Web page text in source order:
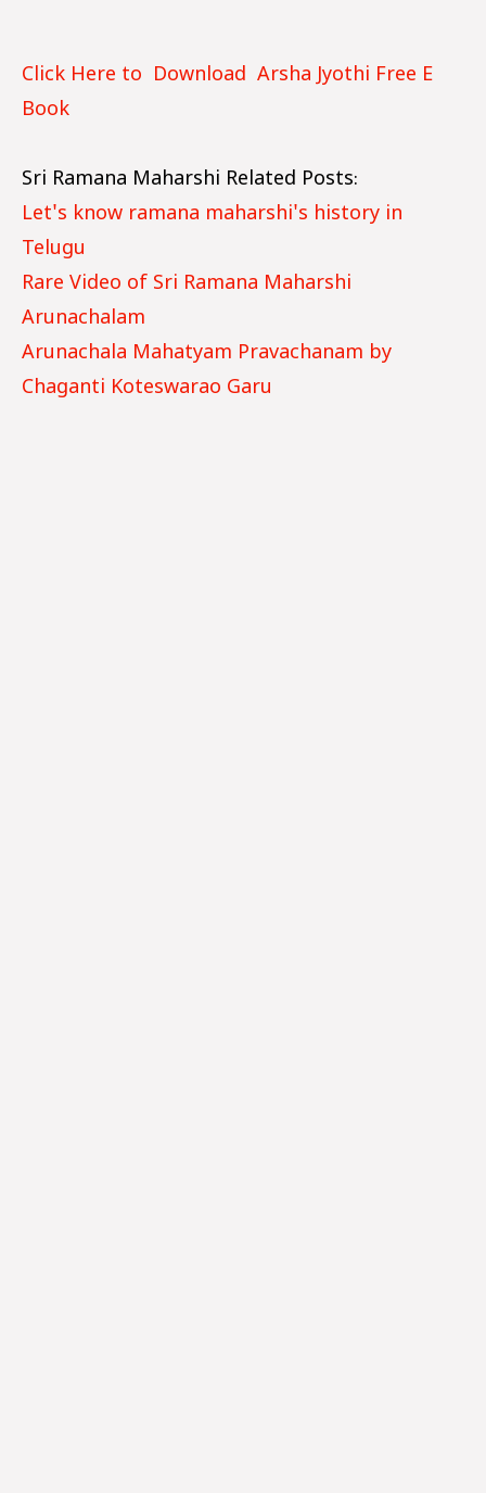
Click Here to Download Arsha Jyothi Free E
Book
Sri Ramana Maharshi Related Posts:
Let's know ramana maharshi's history in
Telugu
Rare Video of Sri Ramana Maharshi
Arunachalam
Arunachala Mahatyam Pravachanam by
Chaganti Koteswarao Garu